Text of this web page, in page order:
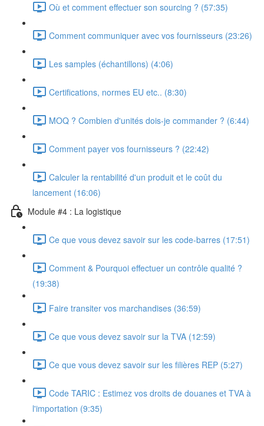
Où et comment effectuer son sourcing ? (57:35)
Comment communiquer avec vos fournisseurs (23:26)
Les samples (échantillons) (4:06)
Certifications, normes EU etc.. (8:30)
MOQ ? Combien d'unités dois-je commander ? (6:44)
Comment payer vos fournisseurs ? (22:42)
Calculer la rentabilité d'un produit et le coût du
lancement (16:06)
Module #4 : La logistique
Ce que vous devez savoir sur les code-barres (17:51)
Comment & Pourquoi effectuer un contrôle qualité ?
(19:38)
Faire transiter vos marchandises (36:59)
Ce que vous devez savoir sur la TVA (12:59)
Ce que vous devez savoir sur les filières REP (5:27)
Code TARIC : Estimez vos droits de douanes et TVA à
l'importation (9:35)